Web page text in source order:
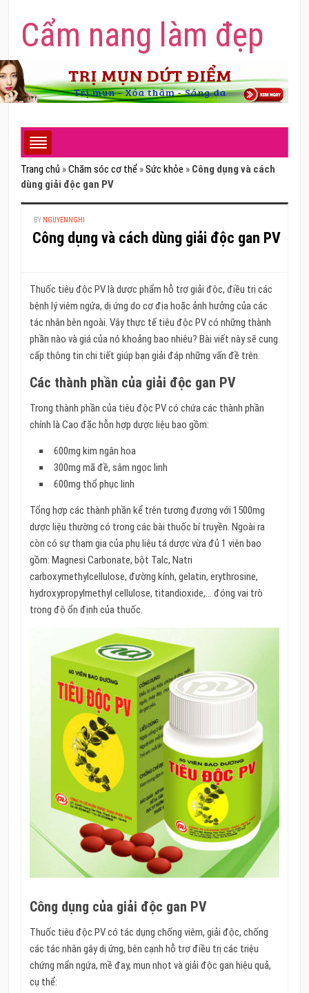
Cẩm nang làm đẹp
Trang chủ »Chăm sóc cơ thể »Sức khỏe » Công dụng và cách
dùng giải độc gan PV
BY NGUYENNGHI
Công dụng và cách dùng giải độc gan PV
Thuốc tiêu độc PV là dược phẩm hỗ trợ giải độc, điều trị các
bệnh lý viêm ngứa, dị ứng do cơ địa hoặc ảnh hưởng của các
tác nhân bên ngoài. Vậy thực tế tiêu độc PV có những thành
phần nào và giá của nó khoảng bao nhiêu? Bài viết này sẽ cung
cấp thông tin chi tiết giúp bạn giải đáp những vấn đề trên.
Các thành phần của giải độc gan PV
Trong thành phần của tiêu độc PV có chứa các thành phần
chính là Cao đặc hỗn hợp dược liệu bao gồm:
600mg kim ngân hoa
300mg mã đề, sâm ngọc linh
600mg thổ phục linh
Tổng hợp các thành phần kể trên tương đương với 1500mg
dược liệu thường có trong các bài thuốc bí truyền. Ngoài ra
còn có sự tham gia của phụ liệu tá dược vừa đủ 1 viên bao
gồm: Magnesi Carbonate, bột Talc, Natri
carboxymethylcellulose, đường kính, gelatin, erythrosine,
hydroxypropylmethyl cellulose, titandioxide,… đóng vai trò
trong độ ổn định của thuốc.
Công dụng của giải độc gan PV
Thuốc tiêu độc PV có tác dụng chống viêm, giải độc, chống
các tác nhân gây dị ứng, bên cạnh hỗ trợ điều trị các triệu
chứng mẩn ngứa, mề đay, mụn nhọt và giải độc gan hiệu quả,
cụ thể: